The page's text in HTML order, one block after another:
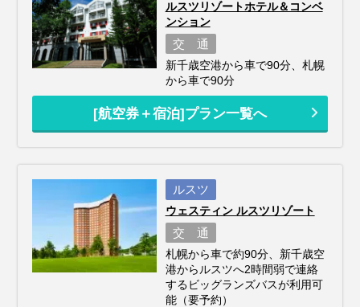
ルスツリゾートホテル＆コンベ
ンション
交 通
新千歳空港から車で90分、札幌
から車で90分
[航空券＋宿泊]プラン一覧へ
ルスツ
ウェスティン ルスツリゾート
交 通
札幌から車で約90分、新千歳空
港からルスツへ2時間弱で連絡
するビッグランズバスが利用可
能（要予約）